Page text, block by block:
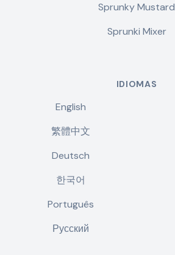
Sprunky Mustard
Sprunki Mixer
IDIOMAS
English
繁體中文
Deutsch
한국어
Português
Русский